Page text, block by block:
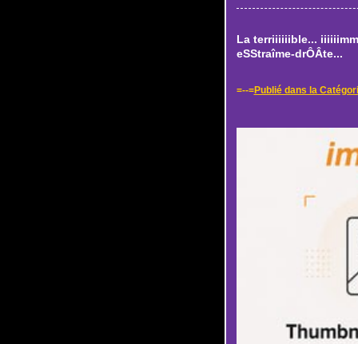
La terriiiiiible...
eSStraîme-drÔÂte...
=--=Publié dans la